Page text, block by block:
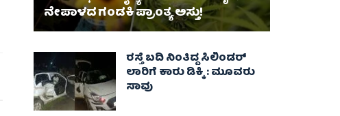
ನೇಪಾಳದ ಗಂಡಕಿ ಪ್ರಾಂತ್ಯ ಅಸ್ತು!
ರಸ್ತೆ ಬದಿ ನಿಂತಿದ್ದ ಸಿಲಿಂಡರ್
ಲಾರಿಗೆ ಕಾರು ಡಿಕ್ಕಿ : ಮೂವರು
ಸಾವು